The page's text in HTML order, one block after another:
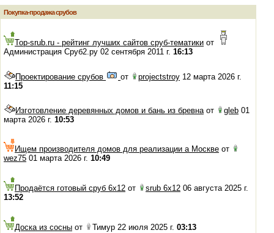
Покупка-продажа срубов
Top-srub.ru - рейтинг лучших сайтов сруб-тематики от
Администрация Сруб2.ру 02 сентября 2011 г. 16:13
Проектирование срубов от projectstroy 12 марта 2026 г.
11:15
Изготовление деревянных домов и бань из бревнаот gleb 01
марта 2026 г. 10:53
Ищем производителя домов для реализации а Москве от
wez75 01 марта 2026 г. 10:49
Продаётся готовый сруб 6х12 от srub 6x12 06 августа 2025 г.
13:52
Доска из сосны от Тимур 22 июля 2025 г. 03:13